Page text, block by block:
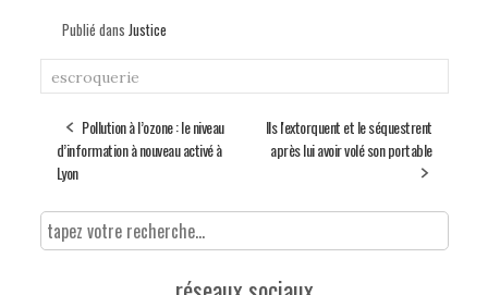
Publié dans Justice
escroquerie
Pollution à l’ozone : le niveau
d’information à nouveau activé à
Lyon
Ils l'extorquent et le séquestrent
après lui avoir volé son portable